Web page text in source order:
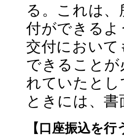
る。これは
付ができる
交付において
できること
れていたと
ときには、
【口座振込を